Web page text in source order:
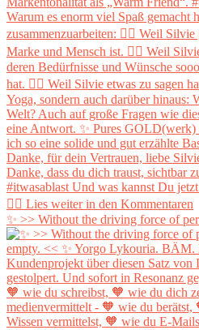
✨ >> Without the driving force of